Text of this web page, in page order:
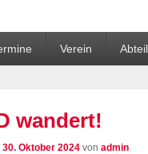
Verein
wandert!
30. Oktober 2024 von admin